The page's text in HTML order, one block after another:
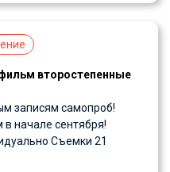
второстепенные
записям самопроб!
начале сентября!
Съемки 21